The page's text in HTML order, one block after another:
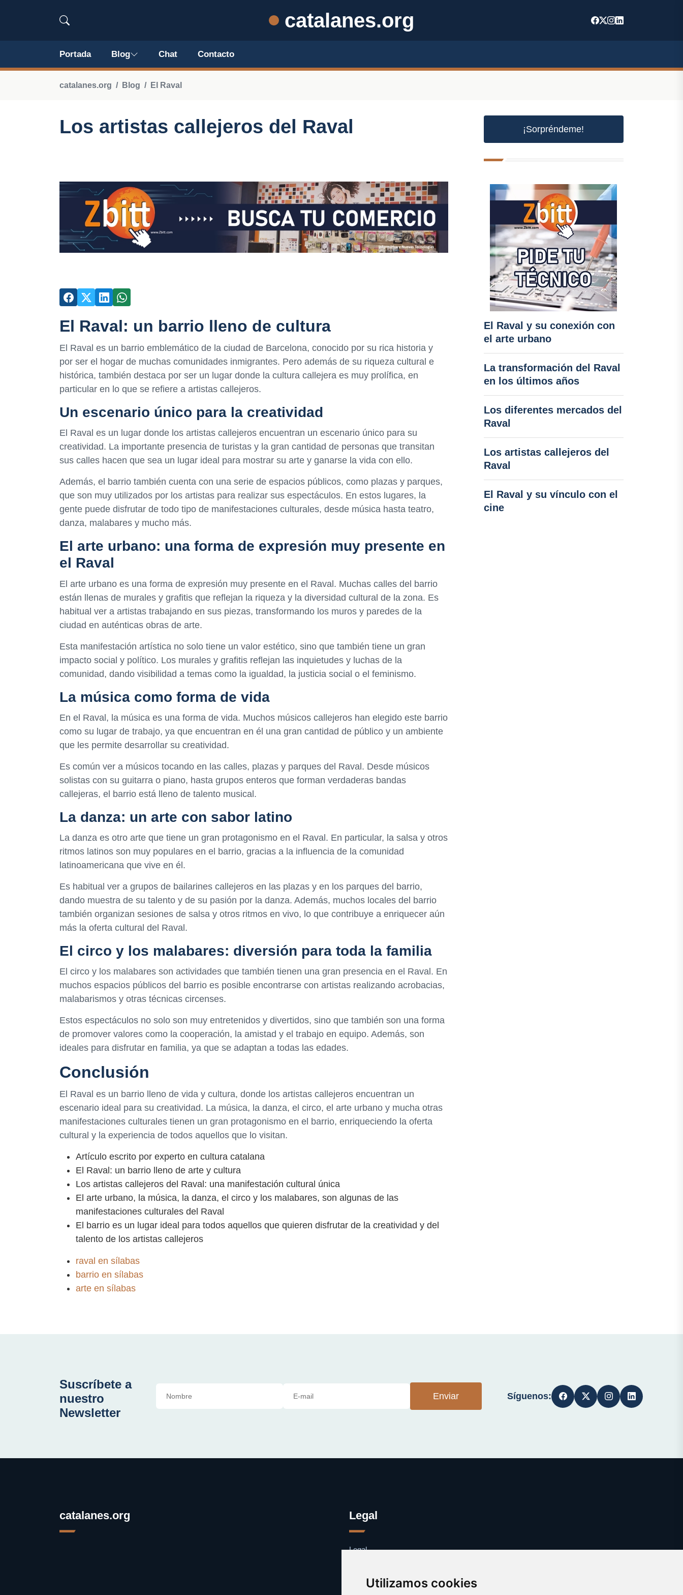
Utilizamos cookies
catalanes.org
Portada Blog Chat Contacto
catalanes.org Blog El Raval
Los artistas callejeros del Raval
El Raval: un barrio lleno de cultura
El Raval es un barrio emblemático de la ciudad de Barcelona, conocido por su rica historia y
por ser el hogar de muchas comunidades inmigrantes. Pero además de su riqueza cultural e
histórica, también destaca por ser un lugar donde la cultura callejera es muy prolífica, en
particular en lo que se refiere a artistas callejeros.
Un escenario único para la creatividad
El Raval es un lugar donde los artistas callejeros encuentran un escenario único para su
creatividad. La importante presencia de turistas y la gran cantidad de personas que transitan
sus calles hacen que sea un lugar ideal para mostrar su arte y ganarse la vida con ello.
Además, el barrio también cuenta con una serie de espacios públicos, como plazas y parques,
que son muy utilizados por los artistas para realizar sus espectáculos. En estos lugares, la
gente puede disfrutar de todo tipo de manifestaciones culturales, desde música hasta teatro,
danza, malabares y mucho más.
El arte urbano: una forma de expresión muy presente en
el Raval
El arte urbano es una forma de expresión muy presente en el Raval. Muchas calles del barrio
están llenas de murales y grafitis que reflejan la riqueza y la diversidad cultural de la zona. Es
habitual ver a artistas trabajando en sus piezas, transformando los muros y paredes de la
ciudad en auténticas obras de arte.
Esta manifestación artística no solo tiene un valor estético, sino que también tiene un gran
impacto social y político. Los murales y grafitis reflejan las inquietudes y luchas de la
comunidad, dando visibilidad a temas como la igualdad, la justicia social o el feminismo.
La música como forma de vida
En el Raval, la música es una forma de vida. Muchos músicos callejeros han elegido este barrio
como su lugar de trabajo, ya que encuentran en él una gran cantidad de público y un ambiente
que les permite desarrollar su creatividad.
Es común ver a músicos tocando en las calles, plazas y parques del Raval. Desde músicos
solistas con su guitarra o piano, hasta grupos enteros que forman verdaderas bandas
callejeras, el barrio está lleno de talento musical.
La danza: un arte con sabor latino
La danza es otro arte que tiene un gran protagonismo en el Raval. En particular, la salsa y otros
ritmos latinos son muy populares en el barrio, gracias a la influencia de la comunidad
latinoamericana que vive en él.
Es habitual ver a grupos de bailarines callejeros en las plazas y en los parques del barrio,
dando muestra de su talento y de su pasión por la danza. Además, muchos locales del barrio
también organizan sesiones de salsa y otros ritmos en vivo, lo que contribuye a enriquecer aún
más la oferta cultural del Raval.
El circo y los malabares: diversión para toda la familia
El circo y los malabares son actividades que también tienen una gran presencia en el Raval. En
muchos espacios públicos del barrio es posible encontrarse con artistas realizando acrobacias,
malabarismos y otras técnicas circenses.
Estos espectáculos no solo son muy entretenidos y divertidos, sino que también son una forma
de promover valores como la cooperación, la amistad y el trabajo en equipo. Además, son
ideales para disfrutar en familia, ya que se adaptan a todas las edades.
Conclusión
El Raval es un barrio lleno de vida y cultura, donde los artistas callejeros encuentran un
escenario ideal para su creatividad. La música, la danza, el circo, el arte urbano y mucha otras
manifestaciones culturales tienen un gran protagonismo en el barrio, enriqueciendo la oferta
cultural y la experiencia de todos aquellos que lo visitan.
Artículo escrito por experto en cultura catalana
El Raval: un barrio lleno de arte y cultura
Los artistas callejeros del Raval: una manifestación cultural única
El arte urbano, la música, la danza, el circo y los malabares, son algunas de las
manifestaciones culturales del Raval
El barrio es un lugar ideal para todos aquellos que quieren disfrutar de la creatividad y del
talento de los artistas callejeros
raval en sílabas
barrio en sílabas
arte en sílabas
¡Sorpréndeme!
El Raval y su conexión con
el arte urbano
La transformación del Raval
en los últimos años
Los diferentes mercados del
Raval
Los artistas callejeros del
Raval
El Raval y su vínculo con el
cine
Suscríbete a
nuestro
Newsletter
Enviar Síguenos:
catalanes.org Legal
Legal
Contacto